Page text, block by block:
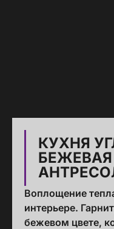
КУХНЯ
Воплощение
интерьере.
бежевом цвете,